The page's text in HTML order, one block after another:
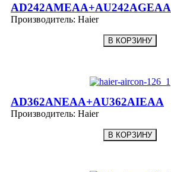
AD242AMEAA+AU242AGEAA
Производитель: Haier
AD362ANEAA+AU362AIEAA
Производитель: Haier